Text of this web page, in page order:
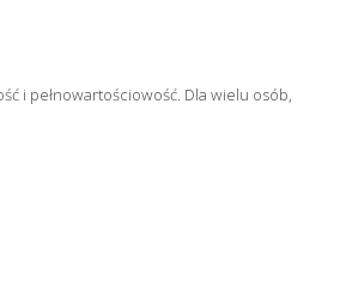
i pełnowartościowość. Dla wielu osób,